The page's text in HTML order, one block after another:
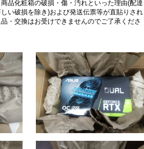
品化粧箱の破損・傷・汚れといった理由(配達
い破損を除き)および発送伝票等が直貼りされ
・交換はお受けできませんのでご了承くださ